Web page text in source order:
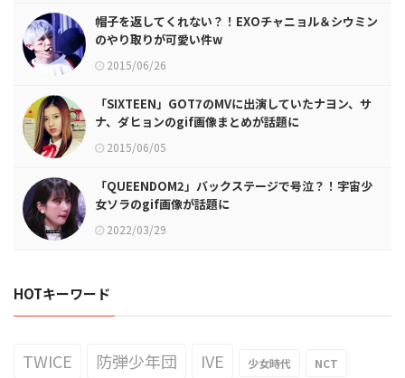
帽子を返してくれない？！EXOチャニョル＆シウミン
のやり取りが可愛い件w
2015/06/26
「SIXTEEN」GOT7のMVに出演していたナヨン、サ
ナ、ダヒョンのgif画像まとめが話題に
2015/06/05
「QUEENDOM2」バックステージで号泣？！宇宙少
女ソラのgif画像が話題に
2022/03/29
HOTキーワード
TWICE 防弾少年団 IVE 少女時代 NCT